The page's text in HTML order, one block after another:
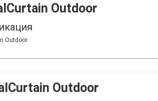
Outdoor
Outdoor
Outdoor